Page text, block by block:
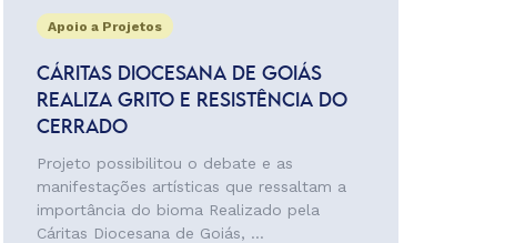
Apoio a Projetos
CÁRITAS DIOCESANA DE GOIÁS
REALIZA GRITO E RESISTÊNCIA DO
CERRADO
Projeto possibilitou o debate e as
manifestações artísticas que ressaltam a
importância do bioma Realizado pela
Cáritas Diocesana de Goiás, ...